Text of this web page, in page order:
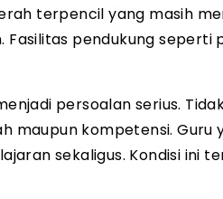
terpencil yang masih
pendukung
persoalan serius.
maupun kompetensi. Guru
sekaligus. Kondisi ini